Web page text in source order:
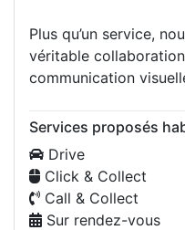
Plus qu’un service,
véritable
communication
Services proposés
Drive
Click & Collect
Call & Collect
Sur rendez-vous